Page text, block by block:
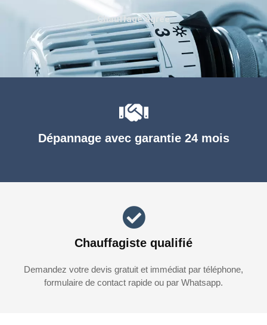
Dépannage avec garantie 24 mois
Chauffagiste qualifié
Demandez votre devis gratuit et immédiat par téléphone,
formulaire de contact rapide ou par Whatsapp.
Chauffage agréé